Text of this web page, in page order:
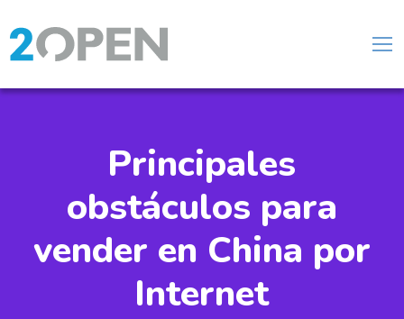
Principales
obstáculos para
vender en China por
Internet